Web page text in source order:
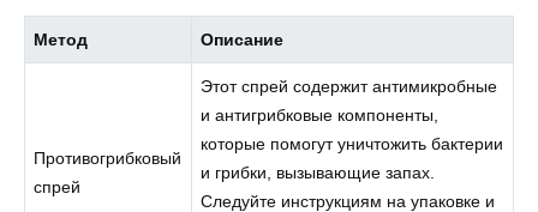
Метод Описание
Противогрибковый
спрей
Этот спрей содержит антимикробные
и антигрибковые компоненты,
которые помогут уничтожить бактерии
и грибки, вызывающие запах.
Следуйте инструкциям на упаковке и